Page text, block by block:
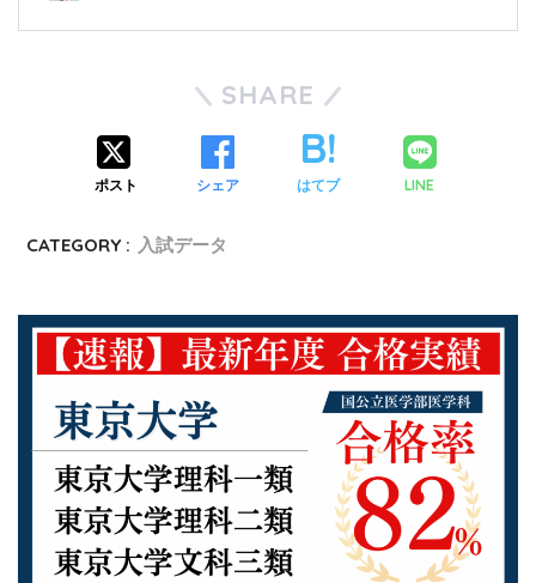
SHARE
ポスト シェア はてブ LINE
CATEGORY : 入試データ